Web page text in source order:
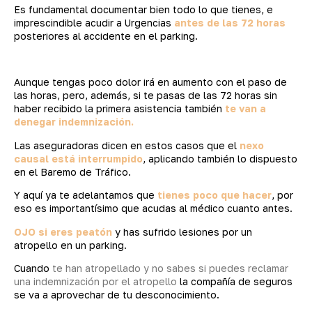
Es fundamental documentar bien todo lo que tienes, e
imprescindible acudir a Urgencias antes de las 72 horas
posteriores al accidente en el parking.
Aunque tengas poco dolor irá en aumento con el paso de
las horas, pero, además, si te pasas de las 72 horas sin
haber recibido la primera asistencia también te van a
denegar indemnización.
Las aseguradoras dicen en estos casos que el nexo
causal está interrumpido, aplicando también lo dispuesto
en el Baremo de Tráfico.
Y aquí ya te adelantamos que tienes poco que hacer, por
eso es importantísimo que acudas al médico cuanto antes.
OJO si eres peatón y has sufrido lesiones por un
atropello en un parking.
Cuando te han atropellado y no sabes si puedes reclamar
una indemnización por el atropello la compañía de seguros
se va a aprovechar de tu desconocimiento.